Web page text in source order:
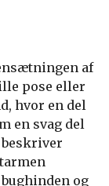
af
pose eller
hvor en del
en svag del
beskriver
og